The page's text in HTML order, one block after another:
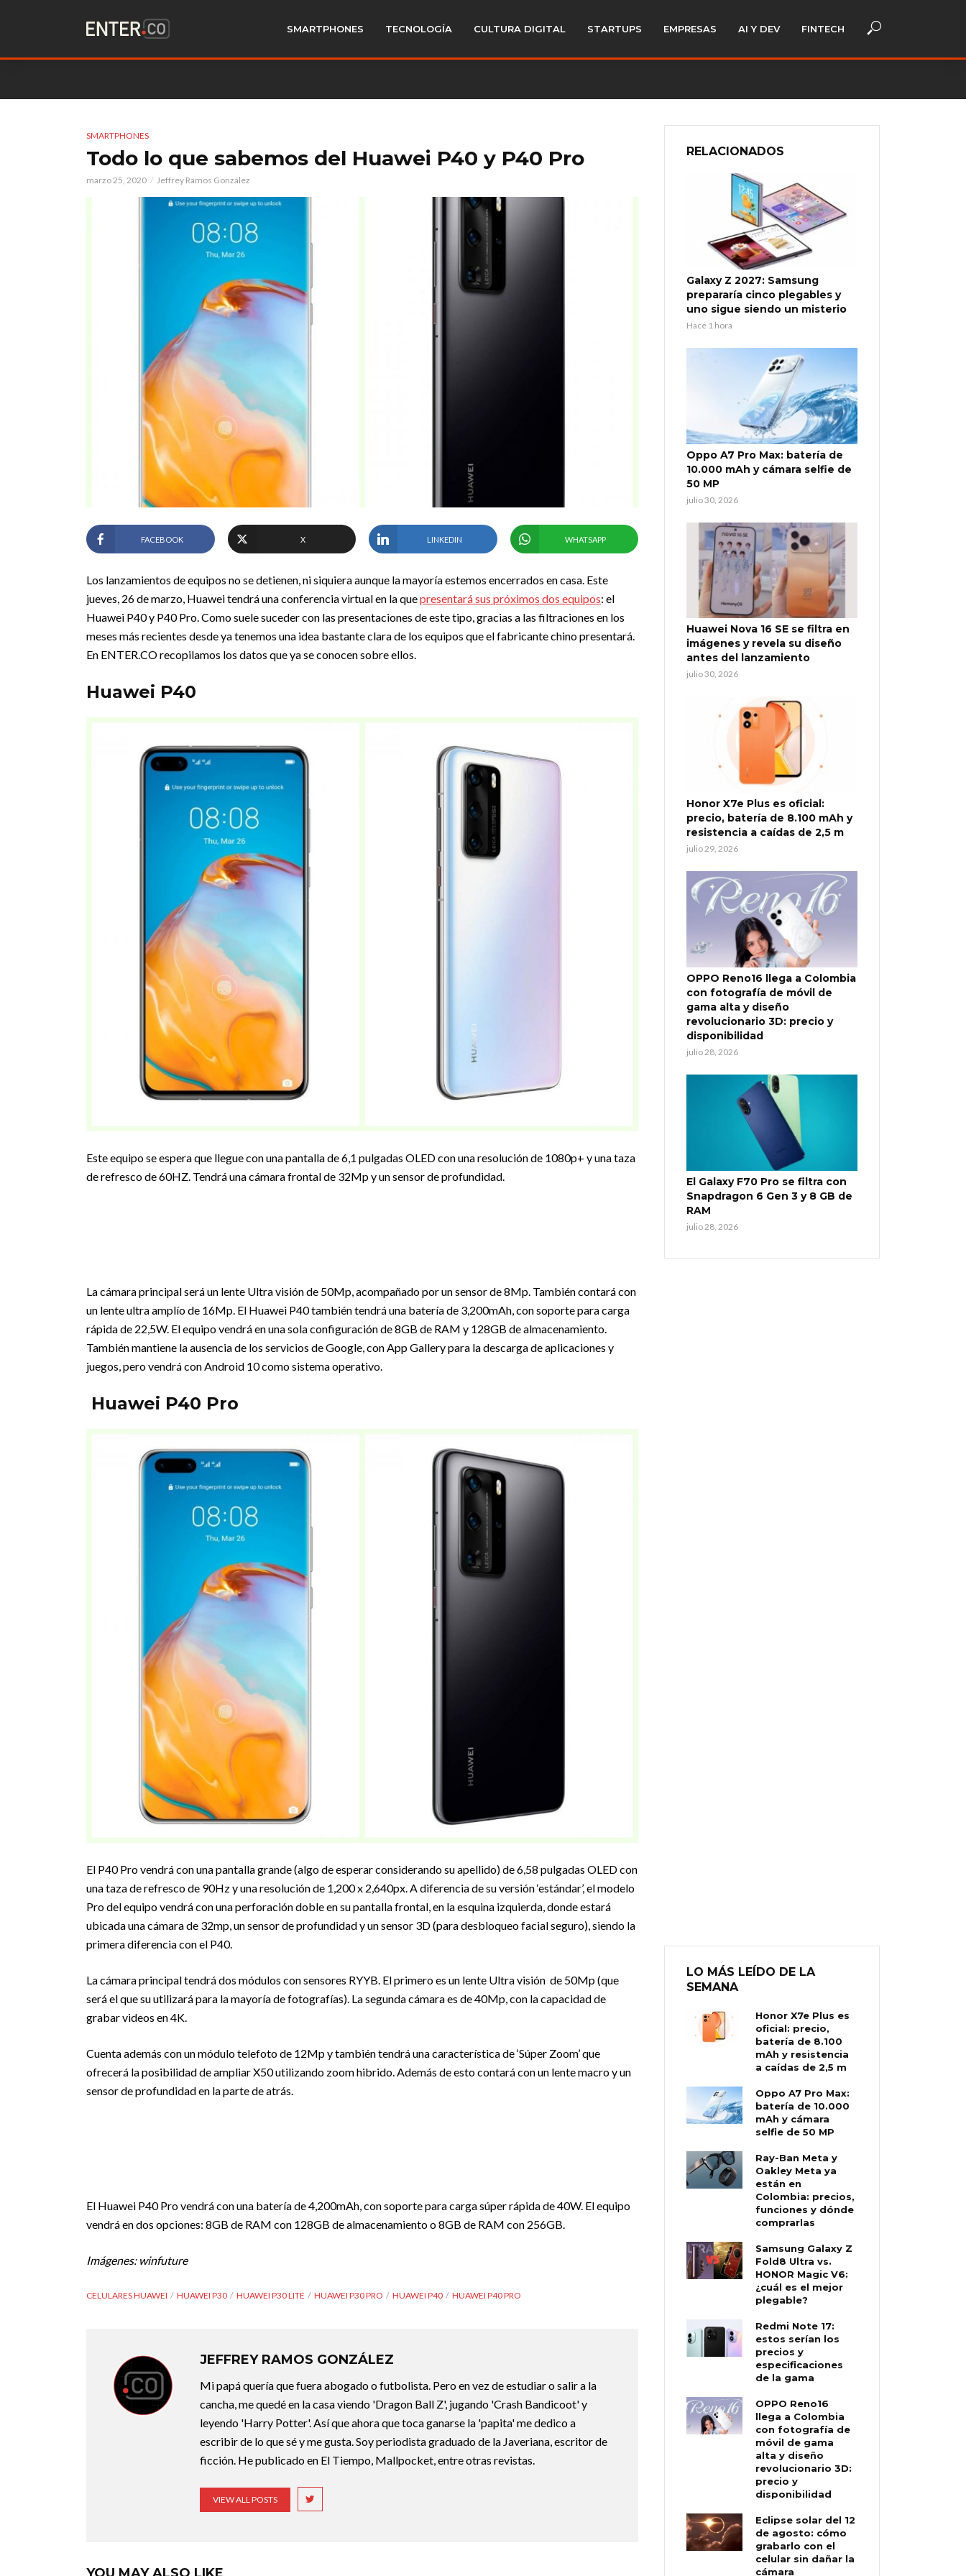
SMARTPHONES TECNOLOGÍA CULTURA DIGITAL STARTUPS EMPRESAS AI Y DEV FINTECH
SMARTPHONES
Todo lo que sabemos del Huawei P40 y P40 Pro
marzo 25, 2020 Jeffrey Ramos González
FACEBOOK X LINKEDIN WHATSAPP
Los lanzamientos de equipos no se detienen, ni siquiera aunque la mayoría estemos encerrados en casa. Este
jueves, 26 de marzo, Huawei tendrá una conferencia virtual en la quepresentará sus próximos dos equipos: el
Huawei P40 y P40 Pro. Como suele suceder con las presentaciones de este tipo, gracias a las filtraciones en los
meses más recientes desde ya tenemos una idea bastante clara de los equipos que el fabricante chino presentará.
En ENTER.CO recopilamos los datos que ya se conocen sobre ellos.
Huawei P40
Este equipo se espera que llegue con una pantalla de 6,1 pulgadas OLED con una resolución de 1080p+ y una taza
de refresco de 60HZ. Tendrá una cámara frontal de 32Mp y un sensor de profundidad.
La cámara principal será un lente Ultra visión de 50Mp, acompañado por un sensor de 8Mp. También contará con
un lente ultra amplío de 16Mp. El Huawei P40 también tendrá una batería de 3,200mAh, con soporte para carga
rápida de 22,5W. El equipo vendrá en una sola configuración de 8GB de RAM y 128GB de almacenamiento.
También mantiene la ausencia de los servicios de Google, con App Gallery para la descarga de aplicaciones y
juegos, pero vendrá con Android 10 como sistema operativo.
Huawei P40 Pro
El P40 Pro vendrá con una pantalla grande (algo de esperar considerando su apellido) de 6,58 pulgadas OLED con
una taza de refresco de 90Hz y una resolución de 1,200 x 2,640px. A diferencia de su versión ‘estándar’, el modelo
Pro del equipo vendrá con una perforación doble en su pantalla frontal, en la esquina izquierda, donde estará
ubicada una cámara de 32mp, un sensor de profundidad y un sensor 3D (para desbloqueo facial seguro), siendo la
primera diferencia con el P40.
La cámara principal tendrá dos módulos con sensores RYYB. El primero es un lente Ultra visión de 50Mp (que
será el que su utilizará para la mayoría de fotografías). La segunda cámara es de 40Mp, con la capacidad de
grabar videos en 4K.
Cuenta además con un módulo telefoto de 12Mp y también tendrá una característica de ‘Súper Zoom’ que
ofrecerá la posibilidad de ampliar X50 utilizando zoom hibrido. Además de esto contará con un lente macro y un
sensor de profundidad en la parte de atrás.
El Huawei P40 Pro vendrá con una batería de 4,200mAh, con soporte para carga súper rápida de 40W. El equipo
vendrá en dos opciones: 8GB de RAM con 128GB de almacenamiento o 8GB de RAM con 256GB.
Imágenes: winfuture
CELULARES HUAWEI HUAWEI P30 HUAWEI P30 LITE HUAWEI P30 PRO HUAWEI P40 HUAWEI P40 PRO
JEFFREY RAMOS GONZÁLEZ
Mi papá quería que fuera abogado o futbolista. Pero en vez de estudiar o salir a la
cancha, me quedé en la casa viendo 'Dragon Ball Z', jugando 'Crash Bandicoot' y
leyendo 'Harry Potter'. Así que ahora que toca ganarse la 'papita' me dedico a
escribir de lo que sé y me gusta. Soy periodista graduado de la Javeriana, escritor de
ficción. He publicado en El Tiempo, Mallpocket, entre otras revistas.
VIEW ALL POSTS
RELACIONADOS
Galaxy Z 2027: Samsung
prepararía cinco plegables y
uno sigue siendo un misterio
Hace 1 hora
Oppo A7 Pro Max: batería de
10.000 mAh y cámara selfie de
50 MP
julio 30, 2026
Huawei Nova 16 SE se filtra en
imágenes y revela su diseño
antes del lanzamiento
julio 30, 2026
Honor X7e Plus es oficial:
precio, batería de 8.100 mAh y
resistencia a caídas de 2,5 m
julio 29, 2026
OPPO Reno16 llega a Colombia
con fotografía de móvil de
gama alta y diseño
revolucionario 3D: precio y
disponibilidad
julio 28, 2026
El Galaxy F70 Pro se filtra con
Snapdragon 6 Gen 3 y 8 GB de
RAM
julio 28, 2026
LO MÁS LEÍDO DE LA
SEMANA
Honor X7e Plus es
oficial: precio,
batería de 8.100
mAh y resistencia
a caídas de 2,5 m
Oppo A7 Pro Max:
batería de 10.000
mAh y cámara
selfie de 50 MP
Ray-Ban Meta y
Oakley Meta ya
están en
Colombia: precios,
funciones y dónde
comprarlas
Samsung Galaxy Z
Fold8 Ultra vs.
HONOR Magic V6:
¿cuál es el mejor
plegable?
Redmi Note 17:
estos serían los
precios y
especificaciones
de la gama
OPPO Reno16
llega a Colombia
con fotografía de
móvil de gama
alta y diseño
revolucionario 3D:
precio y
disponibilidad
Eclipse solar del 12
de agosto: cómo
grabarlo con el
celular sin dañar la
cámara